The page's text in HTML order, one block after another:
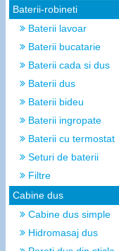
Baterii-robineti
Baterii lavoar
Baterii bucatarie
Baterii cada si dus
Baterii dus
Baterii bideu
Baterii ingropate
Baterii cu termostat
Seturi de baterii
Filtre
Cabine dus
Cabine dus simple
Hidromasaj dus